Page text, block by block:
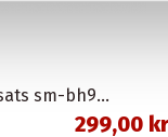
Skivbromsslangsats sm-bh90-sbs 1,0 meter banjo svart shimano
299,00 kr